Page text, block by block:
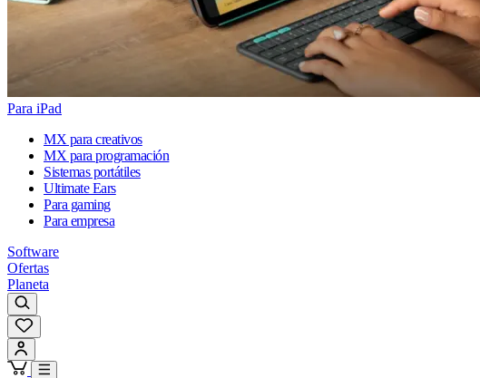
Para iPad
MX para creativos
MX para programación
Sistemas portátiles
Ultimate Ears
Para gaming
Para empresa
Software
Ofertas
Planeta